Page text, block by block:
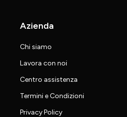
Azienda
Chi siamo
Lavora con noi
Centro assistenza
Termini e Condizioni
Privacy Policy